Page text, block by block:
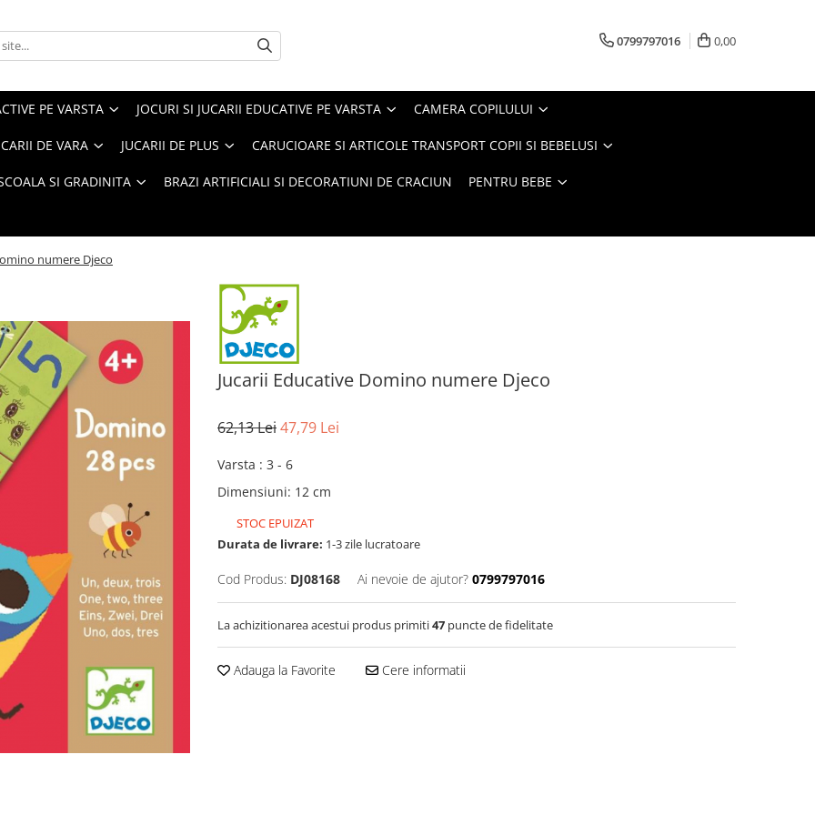
0799797016 0,00
PE VARSTA JOCURI SI JUCARII EDUCATIVE PE VARSTA CAMERA COPILULUI
DE VARA JUCARII DE PLUS CARUCIOARE SI ARTICOLE TRANSPORT COPII SI BEBELUSI
SI GRADINITA BRAZI ARTIFICIALI SI DECORATIUNI DE CRACIUN PENTRU BEBE
numere Djeco
Jucarii Educative Domino numere Djeco
62,13 Lei47,79 Lei
Varsta : 3 - 6
Dimensiuni: 12 cm
STOC EPUIZAT
Durata de livrare: 1-3 zile lucratoare
Cod Produs: DJ08168 Ai nevoie de ajutor? 0799797016
La achizitionarea acestui produs primiti47 puncte de fidelitate
Adauga la Favorite Cere informatii